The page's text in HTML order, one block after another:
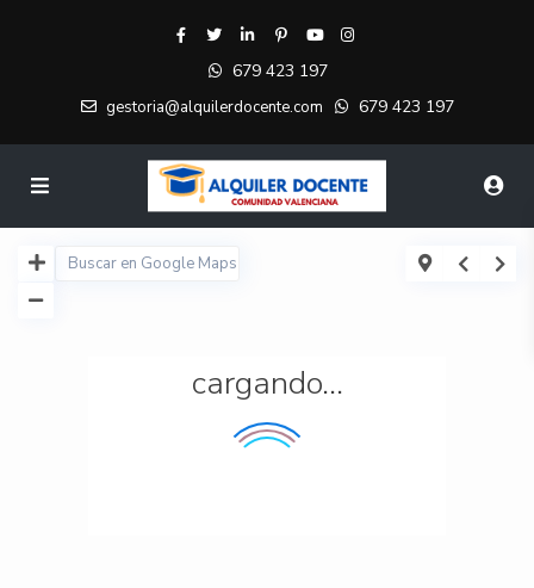
679 423 197
gestoria@alquilerdocente.com 679 423 197
cargando...